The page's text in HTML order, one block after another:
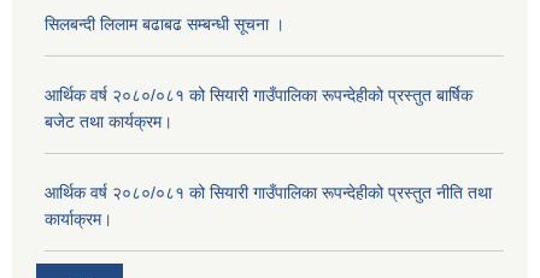
सिलबन्दी लिलाम बढाबढ सम्बन्धी सूचना ।
आर्थिक वर्ष २०८०/०८१ को सियारी गाउँपालिका रूपन्देहीको प्रस्तुत बार्षिक
बजेट तथा कार्यक्रम।
आर्थिक वर्ष २०८०/०८१ को सियारी गाउँपालिका रूपन्देहीको प्रस्तुत नीति तथा
कार्याक्रम।